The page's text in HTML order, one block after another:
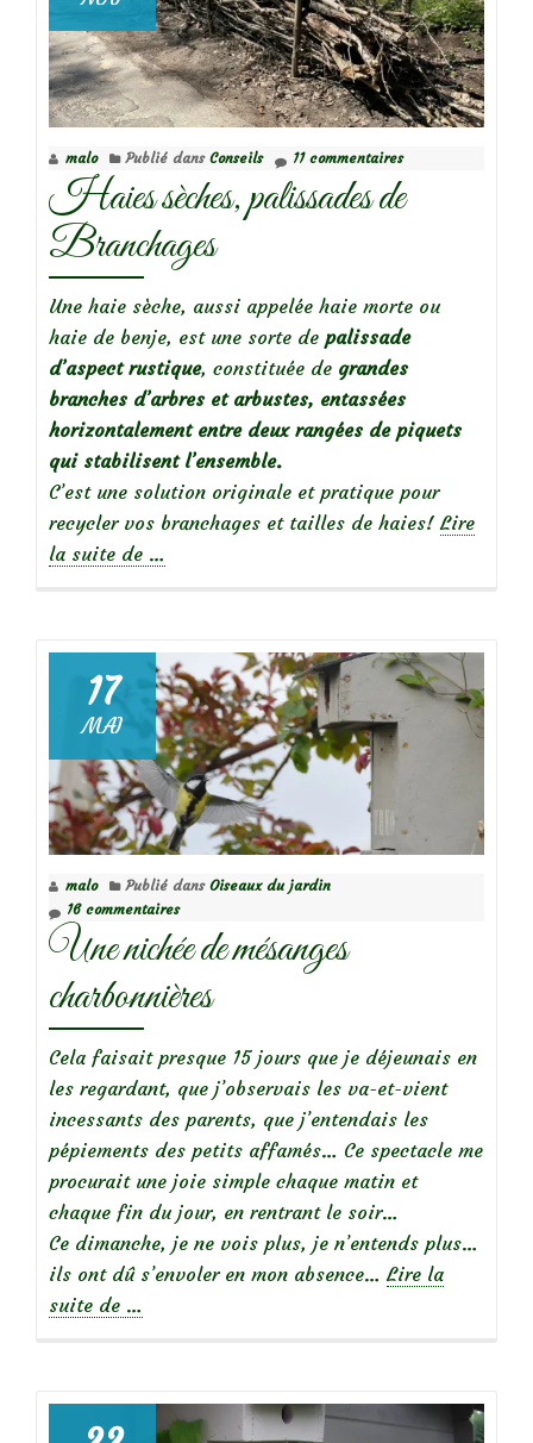
malo Publié dans Conseils 11 commentaires
Haies sèches, palissades de
Branchages
Une haie sèche, aussi appelée haie morte ou
haie de benje, est une sorte de palissade
d’aspect rustique, constituée de grandes
branches d’arbres et arbustes, entassées
horizontalement entre deux rangées de piquets
qui stabilisent l’ensemble.
C’est une solution originale et pratique pour
recycler vos branchages et tailles de haies! Lire
la suite de
palissades
de
Branchages
…
17
MAI
malo Publié dans Oiseaux du jardin
16 commentaires
Une nichée de mésanges
charbonnières
Cela faisait presque 15 jours que je déjeunais en
les regardant, que j’observais les va-et-vient
incessants des parents, que j’entendais les
pépiements des petits affamés… Ce spectacle me
procurait une joie simple chaque matin et
chaque fin du jour, en rentrant le soir…
Ce dimanche, je ne vois plus, je n’entends plus…
ils ont dû s’envoler en mon absence… Lire la
suite de à
…